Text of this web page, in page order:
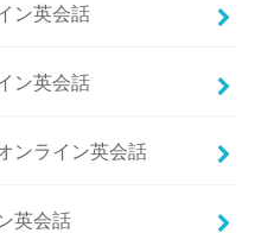
ン英会話
ン英会話
ンライン英会話
英会話